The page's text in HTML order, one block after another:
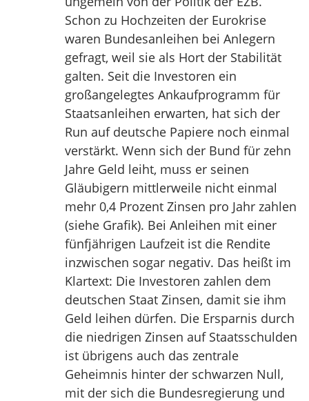
Schon zu Hochzeiten der Eurokrise
waren Bundesanleihen bei Anlegern
gefragt, weil sie als Hort der Stabilität
galten. Seit die Investoren ein
großangelegtes Ankaufprogramm für
Staatsanleihen erwarten, hat sich der
Run auf deutsche Papiere noch einmal
verstärkt. Wenn sich der Bund für zehn
Jahre Geld leiht, muss er seinen
Gläubigern mittlerweile nicht einmal
mehr 0,4 Prozent Zinsen pro Jahr zahlen
(siehe Grafik). Bei Anleihen mit einer
fünfjährigen Laufzeit ist die Rendite
inzwischen sogar negativ. Das heißt im
Klartext: Die Investoren zahlen dem
deutschen Staat Zinsen, damit sie ihm
Geld leihen dürfen. Die Ersparnis durch
die niedrigen Zinsen auf Staatsschulden
ist übrigens auch das zentrale
Geheimnis hinter der schwarzen Null,
mit der sich die Bundesregierung und